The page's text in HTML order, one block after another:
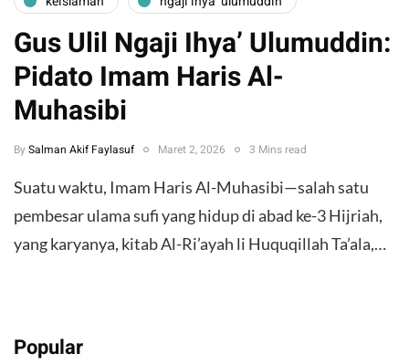
Gus Ulil Ngaji Ihya’ Ulumuddin:
Pidato Imam Haris Al-
Muhasibi
By Salman Akif Faylasuf Maret 2, 2026 3 Mins read
Suatu waktu, Imam Haris Al-Muhasibi—salah satu
pembesar ulama sufi yang hidup di abad ke-3 Hijriah,
yang karyanya, kitab Al-Ri’ayah li Huquqillah Ta’ala,…
Popular